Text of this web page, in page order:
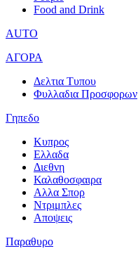
Food and Drink
AUTO
ΑΓΟΡΑ
Δελτια Τυπου
Φυλλαδια Προσφορων
Γηπεδο
Κυπρος
Ελλαδα
Διεθνη
Καλαθοσφαιρα
Αλλα Σπορ
Ντριμπλες
Αποψεις
Παραθυρο